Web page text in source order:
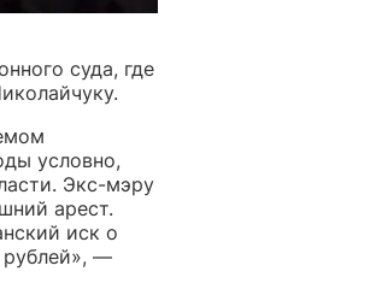
суда, где
условно,
Экс-мэру
арест.
иск о
рублей», —